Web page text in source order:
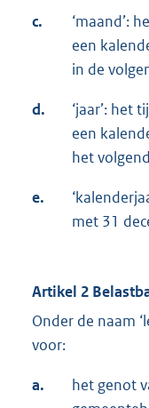
c.
‘maand’:
een
in de
d.
‘jaar’: het
een
het
e.
met 31
Artikel 2
Onder de naam
voor:
a.
het genot